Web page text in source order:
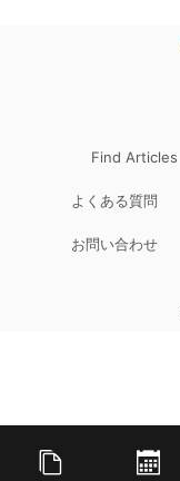
Find Articles
よくある質問
お問い合わせ